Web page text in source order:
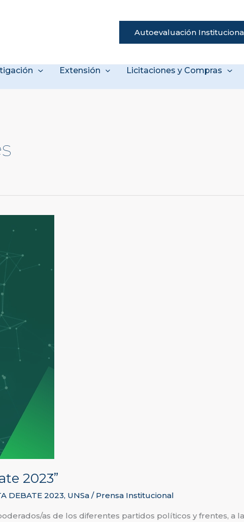
Autoevaluación
Extensión Licitaciones y Compras
2023”
DEBATE 2023, UNSa / Prensa Institucional
as de los diferentes partidos políticos y frentes, a